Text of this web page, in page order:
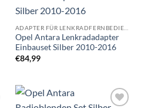
Opel Antara Lenkradadapter
Einbauset Silber 2010-2016
€84,99